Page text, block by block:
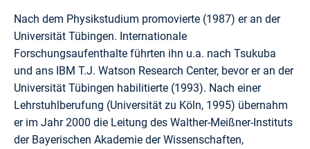
Nach dem Physikstudium promovierte (1987) er an der
Universität Tübingen. Internationale
Forschungsaufenthalte führten ihn u.a. nach Tsukuba
und ans IBM T.J. Watson Research Center, bevor er an der
Universität Tübingen habilitierte (1993). Nach einer
Lehrstuhlberufung (Universität zu Köln, 1995) übernahm
er im Jahr 2000 die Leitung des Walther-Meißner-Instituts
der Bayerischen Akademie der Wissenschaften,